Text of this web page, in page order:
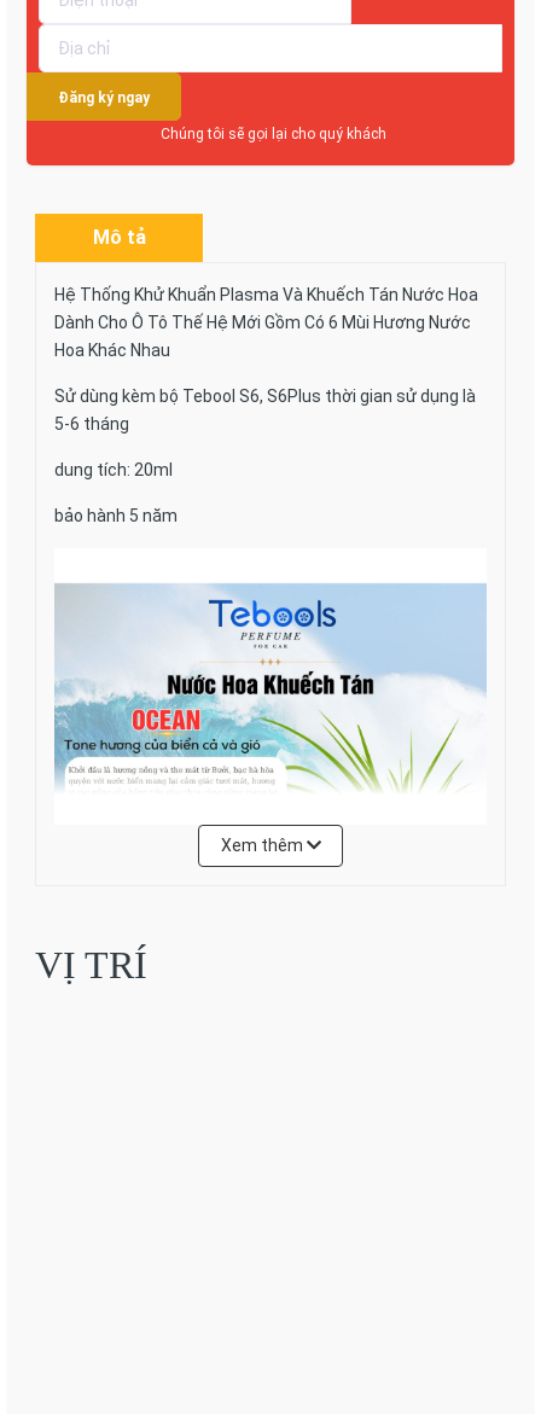
Đăng ký ngay
Chúng tôi sẽ gọi lại cho quý khách
Mô tả
Hệ Thống Khử Khuẩn Plasma Và Khuếch Tán Nước Hoa
Dành Cho Ô Tô Thế Hệ Mới Gồm Có 6 Mùi Hương Nước
Hoa Khác Nhau
Sử dùng kèm bộ Tebool S6, S6Plus thời gian sử dụng là
5-6 tháng
dung tích: 20ml
bảo hành 5 năm
Xem thêm
VỊ TRÍ